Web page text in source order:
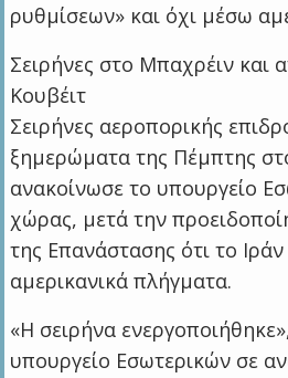
ρυθμίσεων» και όχι μέσω
Σειρήνες στο Μπαχρέιν και
Κουβέιτ
Σειρήνες αεροπορικής
ξημερώματα της Πέμπτης
ανακοίνωσε το υπουργείο
χώρας, μετά την
της Επανάστασης ότι το
αμερικανικά πλήγματα.
«Η σειρήνα
υπουργείο Εσωτερικών σε